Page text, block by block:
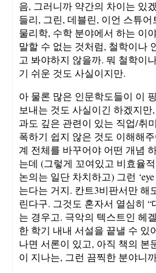
음, 그러니까 약간의 차이는 있
들리, 그린, 데블린, 이언 스튜
물리학, 수학 분야에서 하는 이
말할 수 없는 것처럼, 철학이나
고 봐야하지 않을까. 뭐 철학이
기 쉬운 것도 사실이지만.
아 물론 많은 인문학도들이 이
보내는 것도 사실이긴 하겠지
과도 깊은 관련이 있는 직업/취
폭하기 쉽지 않은 것도 이해해
계 전체를 바꾸어야 어떤 개념
는데 (그렇게 꼬여있고 비효율
논의는 일단 차치하고) 그런
는다는 거지. 칸트3비판서만 해
린다구. 그것도 혼자서 열심히
는 경우고. 극악의 텍스트인 헤
한 학기 내내 서설을 끝낼 수 있
나면 서론이 있고, 아직 책의 본
이 지나는, 그런 끔찍한 분야니